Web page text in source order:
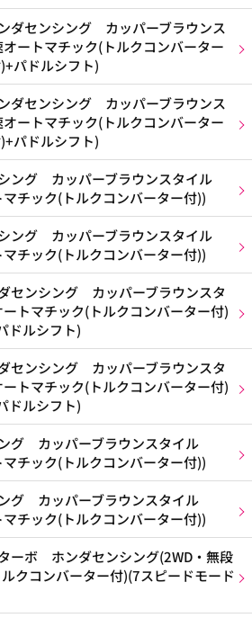
センシング カッパーブラウンス
ートマチック(トルクコンバーター
パドルシフト)
センシング カッパーブラウンス
ートマチック(トルクコンバーター
パドルシフト)
グ カッパーブラウンスタイル
チック(トルクコンバーター付))
グ カッパーブラウンスタイル
チック(トルクコンバーター付))
ンシング カッパーブラウンスタ
トマチック(トルクコンバーター付)
ドルシフト)
ンシング カッパーブラウンスタ
トマチック(トルクコンバーター付)
ドルシフト)
カッパーブラウンスタイル
チック(トルクコンバーター付))
カッパーブラウンスタイル
チック(トルクコンバーター付))
ボ ホンダセンシング(2WD・無段
クコンバーター付)(7スピードモード